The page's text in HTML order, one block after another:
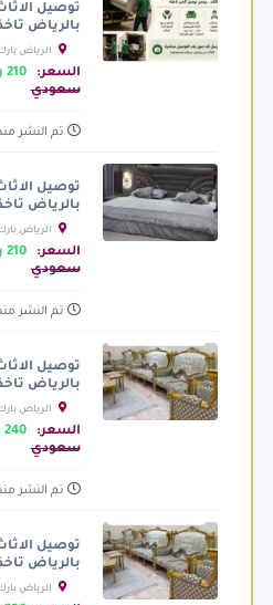
توصيل
بالرياض
الرياض
السعر: 210 ريال سعودي
سعودي
تم النشر منذ 6
توصيل
بالرياض
الرياض
السعر: 210 ريال سعودي
سعودي
تم النشر منذ 6
توصيل
بالرياض
الرياض
السعر: 240 ريال سعودي
سعودي
تم النشر منذ 6
توصيل
بالرياض
الرياض